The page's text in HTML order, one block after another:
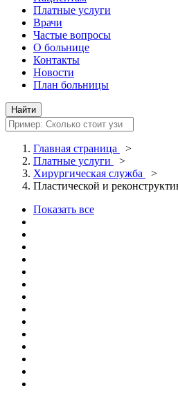
Платные услуги
Врачи
Частые вопросы
О больнице
Контакты
Новости
План больницы
Главная страница
>
Платные услуги
>
Хирургическая служба
>
Пластической и
Показать все